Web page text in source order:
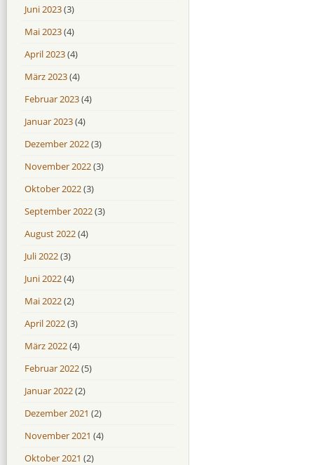
Juni 2023(3)
Mai 2023(4)
April 2023(4)
März 2023(4)
Februar 2023(4)
Januar 2023(4)
Dezember 2022(3)
November 2022(3)
Oktober 2022(3)
September 2022(3)
August 2022(4)
Juli 2022(3)
Juni 2022(4)
Mai 2022(2)
April 2022(3)
März 2022(4)
Februar 2022(5)
Januar 2022(2)
Dezember 2021 (2)
November 2021 (4)
Oktober 2021 (2)